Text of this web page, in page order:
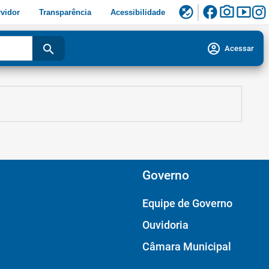
Transparência Acessibilidade flaky facebookphoto_camerasmart_display
search account_circle Acessar
Governo
Equipe de Governo
Ouvidoria
Câmara Municipal